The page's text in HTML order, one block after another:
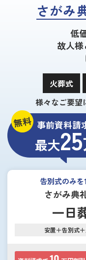
さがみ
低
故人
火葬式
様々なご要望
無料 事前資料請
最大25
告別式のみを
さがみ典
一日
安置＋告別式